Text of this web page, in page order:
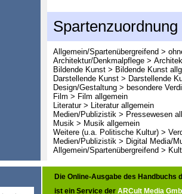
Spartenzuordnung
Allgemein/Spartenübergreifend >
Architektur/Denkmalpflege >
Bildende Kunst > Bildende Kunst
Darstellende Kunst > Darstellende
Design/Gestaltung > besondere
Film > Film allgemein
Literatur > Literatur allgemein
Medien/Publizistik > Pressewesen
Musik > Musik allgemein
Weitere (u.a. Politische Kultur) >
Medien/Publizistik > Digital Media/
Allgemein/Spartenübergreifend >
Die Online-Ausgabe des Handbuchs
ist ein Service der ARCult Media